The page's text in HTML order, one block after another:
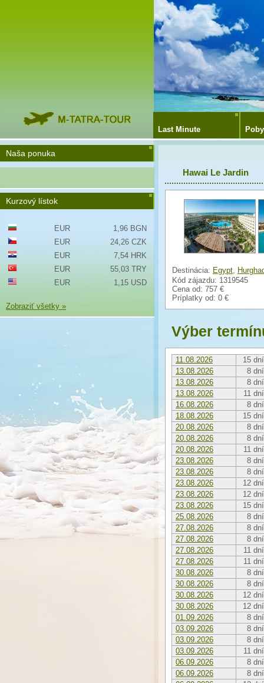
Last Minute
Hawai Le Jardin
Destinácia: Egypt,
Kód zájazdu: 1319545
Cena od: 757 €
Príplatky od: 0 €
Výber
11.08.2026
15 dní
13.08.2026
8 dní
13.08.2026
8 dní
13.08.2026
11 dní
16.08.2026
8 dní
18.08.2026
15 dní
20.08.2026
8 dní
20.08.2026
8 dní
20.08.2026
11 dní
23.08.2026
8 dní
23.08.2026
8 dní
23.08.2026
12 dní
23.08.2026
12 dní
23.08.2026
15 dní
25.08.2026
8 dní
27.08.2026
8 dní
27.08.2026
8 dní
27.08.2026
11 dní
27.08.2026
11 dní
30.08.2026
8 dní
30.08.2026
8 dní
30.08.2026
12 dní
30.08.2026
12 dní
01.09.2026
8 dní
03.09.2026
8 dní
03.09.2026
8 dní
03.09.2026
11 dní
06.09.2026
8 dní
06.09.2026
8 dní
Naša ponuka
Kurzový lístok
EUR
1,96 BGN
EUR
24,26 CZK
EUR
7,54 HRK
EUR
55,03 TRY
EUR
1,15 USD
Zobraziť všetky »